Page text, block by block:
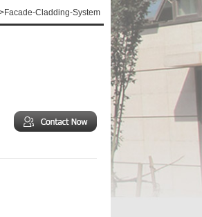
Facade-Cladding-System